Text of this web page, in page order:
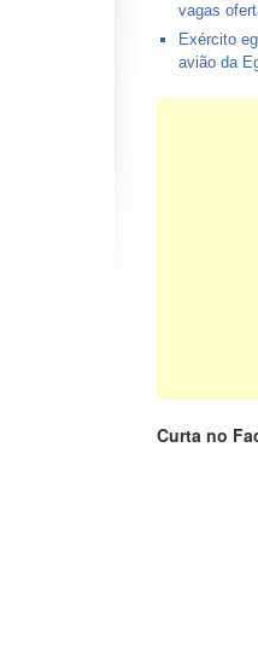
vagas
Exército
avião da
Curta no